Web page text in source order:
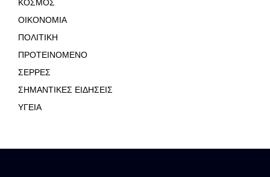
ΚΟΣΜΟΣ
ΟΙΚΟΝΟΜΙΑ
ΠΟΛΙΤΙΚΗ
ΠΡΟΤΕΙΝΟΜΕΝΟ
ΣΕΡΡΕΣ
ΣΗΜΑΝΤΙΚΕΣ ΕΙΔΗΣΕΙΣ
ΥΓΕΙΑ